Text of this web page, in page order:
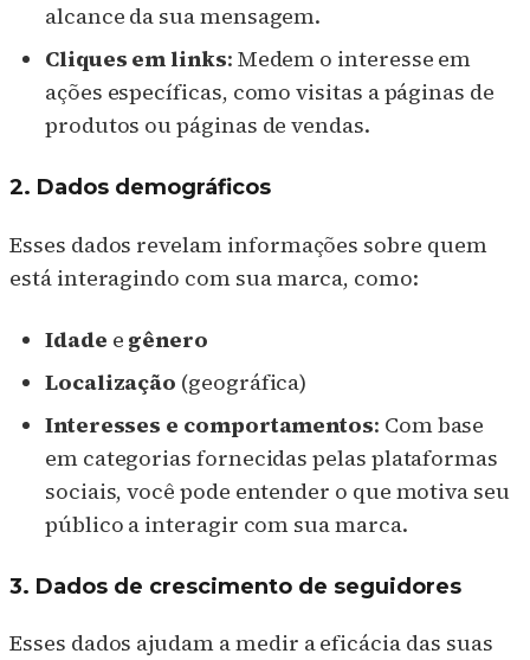
alcance da sua mensagem.
Cliques em links: Medem o interesse em
ações específicas, como visitas a páginas de
produtos ou páginas de vendas.
2. Dados demográficos
Esses dados revelam informações sobre quem
está interagindo com sua marca, como:
Idade e gênero
Localização (geográfica)
Interesses e comportamentos: Com base
em categorias fornecidas pelas plataformas
sociais, você pode entender o que motiva seu
público a interagir com sua marca.
3. Dados de crescimento de seguidores
Esses dados ajudam a medir a eficácia das suas